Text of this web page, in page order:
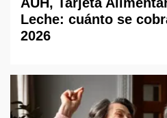
Leche: cuánto se
2026